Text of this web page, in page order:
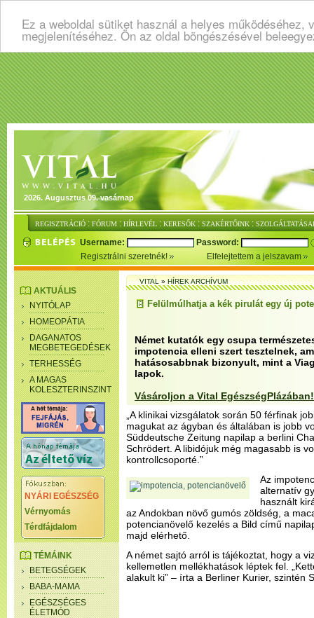
Ez a weboldal sütiket használ a helyes
megjelenítéséhez. Ön az oldal böngészésével
2026. Augusztus 09. vasárnap
REGISZTRÁCIÓ : FÓRUM : HÍRLEVÉL : KERESŐK : SZAKÉRTŐINK :
Username:
Password:
Regisztrálni szeretnék!
Elfelejtettem a jelszavam
AKTUÁLIS
NYITÓLAP
HOMEOPÁTIA
DAGANATOS
MEGBETEGEDÉSEK
TERHESSÉG
A MAGAS
KOLESZTERINSZINT
NYÁRI EGÉSZSÉG
Vérnyomás
Térdfájdalom
TÉMÁINK
BETEGSÉGEK
BABA-MAMA
EGÉSZSÉGES
ÉLETMÓD
VITAL»HÍREK ARCHÍVUM
Felülmúlhatja a kék pirulát egy új
Német kutatók egy csupa
impotencia elleni szert tesztelnek,
hatásosabbnak bizonyult, mint a
lapok.
Vásároljon a Vital EgészségPlázában!
„A klinikai vizsgálatok során 50 férfinak
magukat az ágyban és általában is jobb
Süddeutsche Zeitung napilap a berlini
Schrödert. A libidójuk még magasabb is
kontrollcsoporté.”
Az
alternatív
használt
az Andokban növő gumós zöldség, a
potencianövelő kezelés a Bild című
majd elérhető.
A német sajtó arról is tájékoztat, hogy a
kellemetlen mellékhatások léptek fel.
alakult ki” – írta a Berliner Kurier, szintén